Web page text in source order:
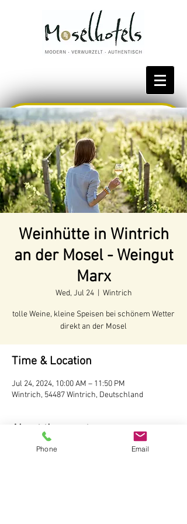
Bestpreis reservieren
Weinhütte in Wintrich
an der Mosel - Weingut
Marx
Wed, Jul 24
  |
Wintrich
tolle Weine, kleine Speisen bei schönem Wetter
direkt an der Mosel
Time & Location
Jul 24, 2024, 10:00 AM – 11:50 PM
Wintrich, 54487 Wintrich, Deutschland
About the event
Voraussichtliche Öffnungszeiten:
Phone Email